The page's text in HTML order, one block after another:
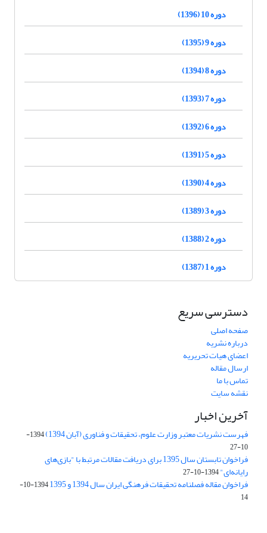
دوره 10 (1396)
دوره 9 (1395)
دوره 8 (1394)
دوره 7 (1393)
دوره 6 (1392)
دوره 5 (1391)
دوره 4 (1390)
دوره 3 (1389)
دوره 2 (1388)
دوره 1 (1387)
دسترسی سریع
صفحه اصلی
درباره نشریه
اعضای هیات تحریریه
ارسال مقاله
تماس با ما
نقشه سایت
آخرین اخبار
فهرست نشریات معتبر وزارت علوم، تحقیقات و فناوری (آبان 1394)
1394-
10-27
فراخوان تابستان سال 1395 برای دریافت مقالات مرتبط با "بازی‌های
رایانه‌ای"1394-10-27
فراخوان مقاله فصلنامه تحقیقات فرهنگی ایران سال 1394 و 1395
1394-10-
14